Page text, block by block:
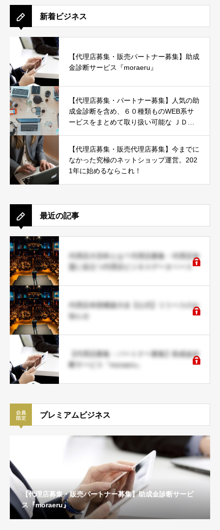
新着ビジネス
【代理店募集・販売パートナー募集】助成
金診断サービス『moraeru』
【代理店募集・パートナー募集】人気の助
成金診断を含め、６０種類ものWEB系サ
ービスをまとめて取り扱い可能な ＪＤネ
【代理店募集・販売代理店募集】今までに
なかった究極のネットショップ運営。202
1年に始めるならこれ！
最近の記事
代理店大百科とは？代理店募集・代理店加
盟に役立つ代理店ビジネスデータベース
代理店本部構築大全【公式】リリースのお
知らせ
【代理店募集・パートナー募集】助成金診
断サービス『moraeru』
プレミアムビジネス
【代理店募集・販売パートナー募集】助成金診断サービ
ス『moraeru』